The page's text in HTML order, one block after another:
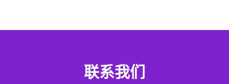
联系我们